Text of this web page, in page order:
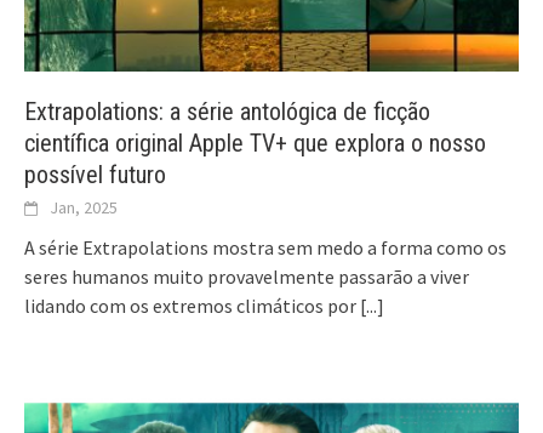
Extrapolations: a série antológica de ficção
científica original Apple TV+ que explora o nosso
possível futuro
Jan, 2025
A série Extrapolations mostra sem medo a forma como os
seres humanos muito provavelmente passarão a viver
lidando com os extremos climáticos por [...]